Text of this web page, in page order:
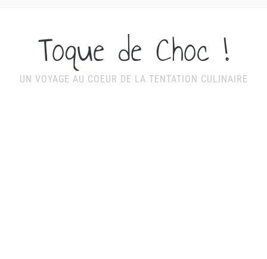
Toque de Choc !
UN VOYAGE AU COEUR DE LA TENTATION CULINAIRE